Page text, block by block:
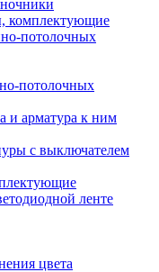
комплектующие
потолочных
потолочных
и арматура к ним
с выключателем
ленте
цвета